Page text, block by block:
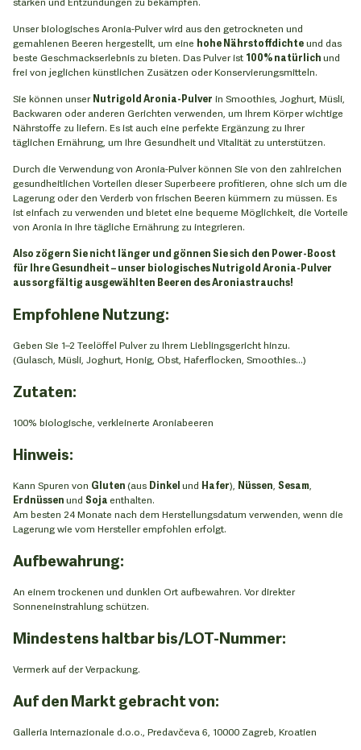
Unser biologisches Aronia-Pulver wird aus den getrockneten und
gemahlenen Beeren hergestellt, um eine hohe Nährstoffdichteund das
beste Geschmackserlebnis zu bieten. Das Pulver ist 100% natürlichund
frei von jeglichen künstlichen Zusätzen oder Konservierungsmitteln.
Sie können unserNutrigold Aronia-Pulver in Smoothies, Joghurt, Müsli,
Backwaren oder anderen Gerichten verwenden, um Ihrem Körper wichtige
Nährstoffe zu liefern. Es ist auch eine perfekte Ergänzung zu Ihrer
täglichen Ernährung, um Ihre Gesundheit und Vitalität zu unterstützen.
Durch die Verwendung von Aronia-Pulver können Sie von den zahlreichen
gesundheitlichen Vorteilen dieser Superbeere profitieren, ohne sich um die
Lagerung oder den Verderb von frischen Beeren kümmern zu müssen. Es
ist einfach zu verwenden und bietet eine bequeme Möglichkeit, die Vorteile
von Aronia in Ihre tägliche Ernährung zu integrieren.
Also zögern Sie nicht länger und gönnen Sie sich den Power-Boost
für Ihre Gesundheit – unser biologisches Nutrigold Aronia-Pulver
aus sorgfältig ausgewählten Beeren des Aroniastrauchs!
Empfohlene Nutzung:
Geben Sie 1–2 Teelöffel Pulver zu Ihrem Lieblingsgericht hinzu.
(Gulasch, Müsli, Joghurt, Honig, Obst, Haferflocken, Smoothies...)
Zutaten:
100% biologische, verkleinerte Aroniabeeren
Hinweis:
Kann Spuren von Gluten(aus Dinkelund Hafer), Nüssen Sesam
Erdnüssenund Sojaenthalten.
Am besten 24 Monate nach dem Herstellungsdatum verwenden, wenn die
Lagerung wie vom Hersteller empfohlen erfolgt.
Aufbewahrung:
An einem trockenen und dunklen Ort aufbewahren. Vor direkter
Sonneneinstrahlung schützen.
Mindestens haltbar bis/LOT-Nummer:
Vermerk auf der Verpackung.
Auf den Markt gebracht von:
Galleria Internazionale d.o.o., Predavčeva 6, 10000 Zagreb, Kroatien